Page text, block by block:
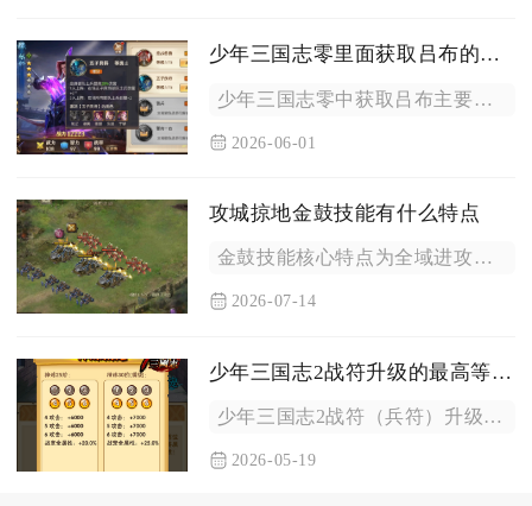
少年三国志零里面获取吕布的途径是什么
少年三国志零中获取吕布主要有两大途径：一是提升贵族VIP等级...
2026-06-01
攻城掠地金鼓技能有什么特点
金鼓技能核心特点为全域进攻增益、攻防双向触发机制、攻城场景专...
2026-07-14
少年三国志2战符升级的最高等级是多少
少年三国志2战符（兵符）升级的最高等级为100级，这是的满级...
2026-05-19